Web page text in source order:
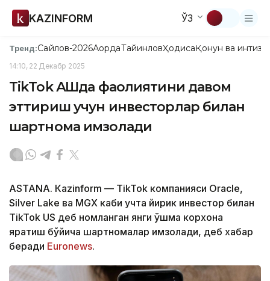
KAZINFORM ЎЗ
Тренд:Сайлов-2026АқордаТайинловҲодисаҚонун ва
14:10, 22 Декабр 2025
TikTok АҚШда фаолиятини давом
эттириш учун инвесторлар билан
шартнома имзолади
ASTANА. Кazinform — TikTok компанияси Oracle,
Silver Lake ва MGX каби учта йирик инвестор билан
TikTok US деб номланган янги қўшма корхона
яратиш бўйича шартномалар имзолади, деб хабар
беради Euronews.